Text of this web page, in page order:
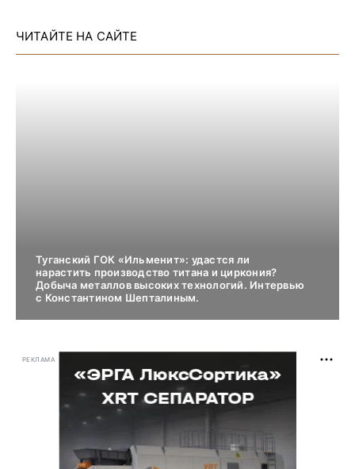
ЧИТАЙТЕ НА САЙТЕ
Туганский ГОК «Ильменит»: удастся ли
нарастить производство титана и циркония?
Добыча металлов высоких технологий. Интервью
с Константином Шепталиным.
РЕКЛАМА